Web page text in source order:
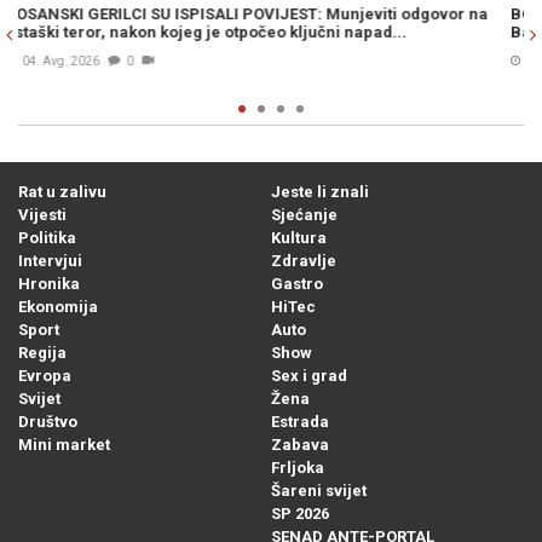
na
BOSANSKI RATNICI DO NOGU POTUKLI NEPRIJATELJE: Bitka
Banje Luke trajala je cijeli dan, a onda je krenuo napad...
05. Avg. 2026
Rat u zalivu
Vijesti
Politika
Intervjui
Hronika
Ekonomija
Sport
Regija
Evropa
Svijet
Društvo
Mini market
Jeste li znali
Sjećanje
Kultura
Zdravlje
Gastro
HiTec
Auto
Show
Sex i grad
Žena
Estrada
Zabava
Frljoka
Šareni svijet
SP 2026
SENAD ANTE-PORTAL